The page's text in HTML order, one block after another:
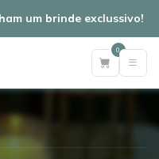
um brinde exclussivo!
0